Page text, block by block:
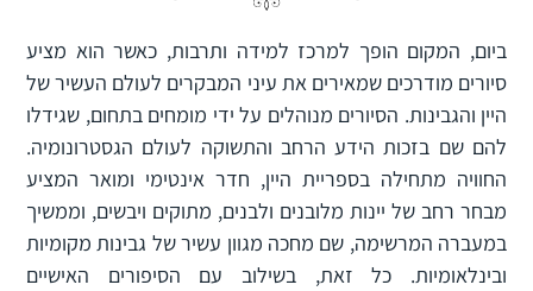
ביום, המקום הופך למרכז למידה ותרבות, כאשר הוא מציע
סיורים מודרכים שמאירים את עיני המבקרים לעולם העשיר של
היין והגבינות. הסיורים מנוהלים על ידי מומחים בתחום, שגידלו
להם שם בזכות הידע הרחב והתשוקה לעולם הגסטרונומיה.
החוויה מתחילה בספריית היין, חדר אינטימי ומואר המציע
מבחר רחב של יינות מלובנים ולבנים, מתוקים ויבשים, וממשיך
במעברה המרשימה, שם מחכה מגוון עשיר של גבינות מקומיות
ובינלאומיות. כל זאת, בשילוב עם הסיפורים האישיים